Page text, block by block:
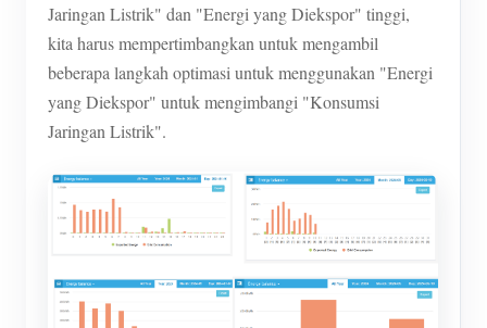
Jaringan Listrik" dan "Energi yang Diekspor" tinggi,
kita harus mempertimbangkan untuk mengambil
beberapa langkah optimasi untuk menggunakan "Energi
yang Diekspor" untuk mengimbangi "Konsumsi
Jaringan Listrik".